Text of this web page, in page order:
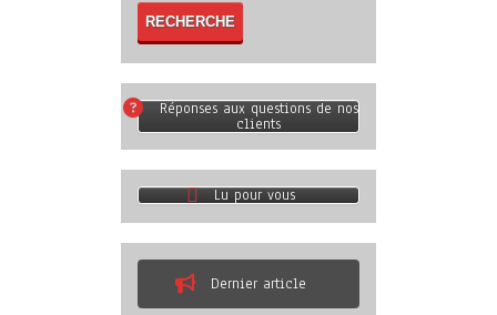
Réponses aux questions de nos
clients
Lu pour vous
Dernier article